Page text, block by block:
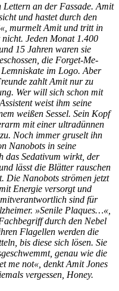
an der Fassade. Amit
und hastet durch den
murmelt Amit und tritt in
Jeden Monat 1.400
15 Jahren waren sie
die Forget-Me-
im Logo. Aber
zahlt Amit nur zu
Wer will sich schon mit
weist ihm seine
weißen Sessel. Sein Kopf
mit einer ultradünnen
Noch immer gruselt ihn
Nanobots in seine
das Sedativum wirkt, der
lässt die Blätter rauschen
Die Nanobots strömen jetzt
Energie versorgt und
sind für
»Senile Plaques…«,
durch den Nebel
Flagellen werden die
bis diese sich lösen. Sie
genau wie die
me not«, denkt Amit Jones
vergessen, Honey.